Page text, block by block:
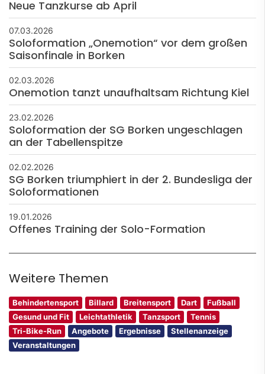
Neue Tanzkurse ab April
07.03.2026
Soloformation „Onemotion“ vor dem großen
Saisonfinale in Borken
02.03.2026
Onemotion tanzt unaufhaltsam Richtung Kiel
23.02.2026
Soloformation der SG Borken ungeschlagen
an der Tabellenspitze
02.02.2026
SG Borken triumphiert in der 2. Bundesliga der
Soloformationen
19.01.2026
Offenes Training der Solo-Formation
Weitere Themen
Behindertensport Billard Breitensport Dart
Fußball
Gesund und Fit
Leichtathletik Tanzsport
Tennis
Tri-Bike-Run
Angebote Ergebnisse
Stellenanzeige
Veranstaltungen